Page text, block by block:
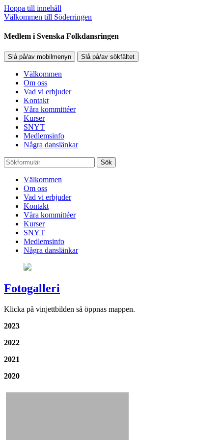
Hoppa till innehåll
Välkommen till Söderringen
Medlem i Svenska Folkdansringen
Slå på/av mobilmenyn Slå på/av sökfältet
Välkommen
Om oss
Vad vi erbjuder
Kontakt
Våra kommittéer
Kurser
SNYT
Medlemsinfo
Några danslänkar
Sök
Välkommen
Om oss
Vad vi erbjuder
Kontakt
Våra kommittéer
Kurser
SNYT
Medlemsinfo
Några danslänkar
Fotogalleri
Klicka på vinjettbilden så öppnas mappen.
2023
2022
2021
2020